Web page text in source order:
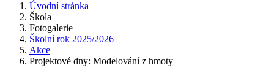
Úvodní stránka
Škola
Fotogalerie
Školní rok 2025/2026
Akce
Projektové dny: Modelování z hmoty